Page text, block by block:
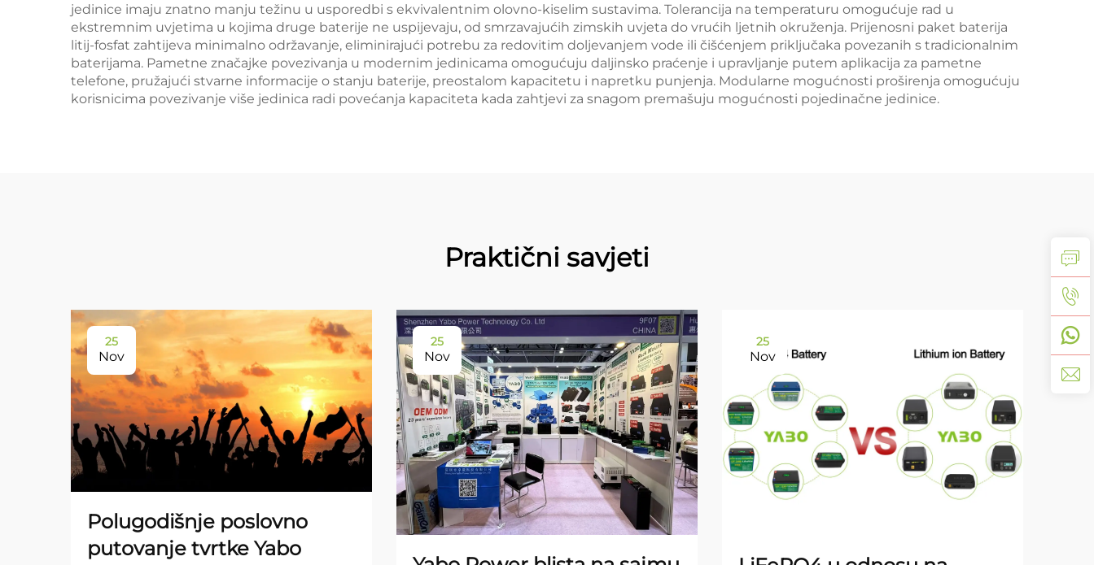
jedinice imaju znatno manju težinu u usporedbi s ekvivalentnim olovno-kiselim sustavima. Tolerancija na temperaturu omogućuje rad u
ekstremnim uvjetima u kojima druge baterije ne uspijevaju, od smrzavajućih zimskih uvjeta do vrućih ljetnih okruženja. Prijenosni paket baterija
litij-fosfat zahtijeva minimalno održavanje, eliminirajući potrebu za redovitim doljevanjem vode ili čišćenjem priključaka povezanih s tradicionalnim
baterijama. Pametne značajke povezivanja u modernim jedinicama omogućuju daljinsko praćenje i upravljanje putem aplikacija za pametne
telefone, pružajući stvarne informacije o stanju baterije, preostalom kapacitetu i napretku punjenja. Modularne mogućnosti proširenja omogućuju
korisnicima povezivanje više jedinica radi povećanja kapaciteta kada zahtjevi za snagom premašuju mogućnosti pojedinačne jedinice.
Praktični savjeti
25
Nov
Polugodišnje poslovno
putovanje tvrtke Yabo
25
Nov
25
Nov